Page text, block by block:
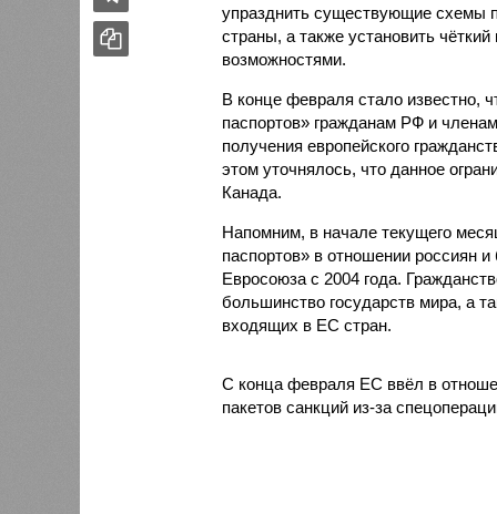
упразднить существующие схемы
страны, а также установить
возможностями.
В конце февраля стало известно,
паспортов» гражданам РФ и
получения европейского
этом уточнялось, что данное
Канада.
Напомним, в начале текущего
паспортов» в отношении россиян
Евросоюза с 2004 года.
большинство государств мира, а
входящих в ЕС стран.
С конца февраля ЕС ввёл в
пакетов санкций из-за